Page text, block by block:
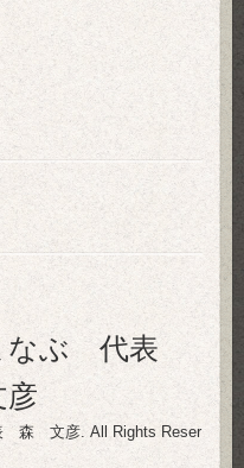
なぶ 代表
森 文彦 . All Rights Reser